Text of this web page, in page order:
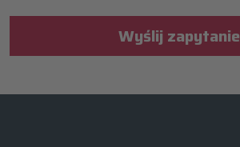
Wyślij zapytanie